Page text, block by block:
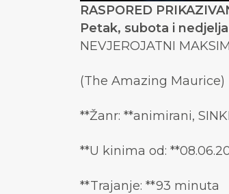
RASPORED
Petak, subota i
NEVJEROJATNI MAKSIM
(The Amazing Maurice)
**Žanr: **animirani,
**U kinima od:
**Trajanje: **93 minuta